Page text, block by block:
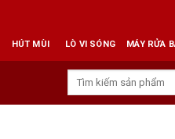
HÚT MÙI LÒ VI SÓNG MÁY RỬA
Tìm